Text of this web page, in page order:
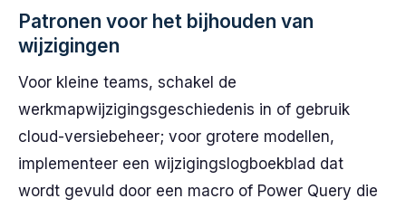
Patronen voor het bijhouden van
wijzigingen
Voor kleine teams, schakel de
werkmapwijzigingsgeschiedenis in of gebruik
cloud-versiebeheer; voor grotere modellen,
implementeer een wijzigingslogboekblad dat
wordt gevuld door een macro of Power Query die